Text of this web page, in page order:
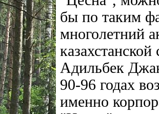
бы по таким
многолетний
Адильбек
90-96 годах
именно